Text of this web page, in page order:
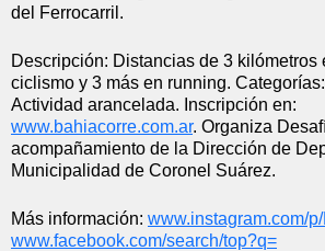
del Ferrocarril.
Descripción: Distancias de 3 kilómetros
ciclismo y 3 más en running.
www.bahiacorre.com.ar. Organiza
acompañamiento de la Dirección de
Municipalidad de Coronel Suárez.
Más información: www.instagram.com/p/
www.facebook.com/search/top?q=